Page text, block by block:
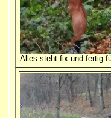
Alles steht fix und fertig